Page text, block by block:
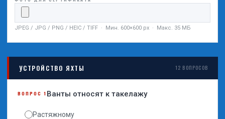
JPEG / JPG / PNG / HEIC / TIFF · Мин. 600×600 px · Макс. 35 МБ
УСТРОЙСТВО ЯХТЫ 12 ВОПРОСОВ
ВОПРОС 1 Ванты относят к такелажу
Растяжному